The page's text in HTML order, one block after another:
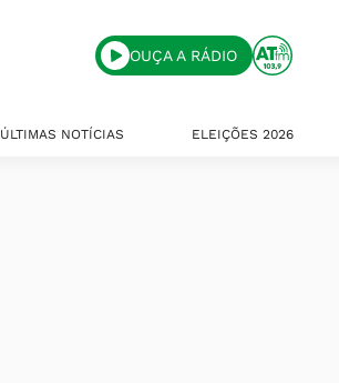
OUÇA A RÁDIO
ÚLTIMAS NOTÍCIAS ELEIÇÕES 2026